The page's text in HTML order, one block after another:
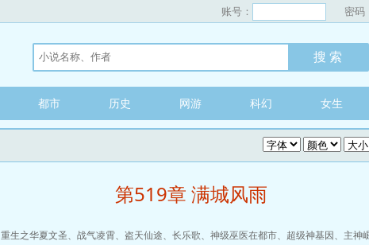
账号： 密码
都市 历史 网游 科幻 女生
第519章 满城风雨
重生之华夏文圣、 战气凌霄、 盗天仙途、 长乐歌、 神级巫医在都市、 超级神基因、 主神